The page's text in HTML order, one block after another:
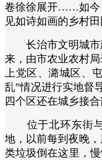
卷徐徐展开……如今
见如诗如画的乡村田
长治市文明城市
来，由市农业农村
上党区、潞城区、
乱”情况进行实地督
四个区还在城乡接
位于北环东街与
地，以前每到夜晚
类垃圾倒在这里，